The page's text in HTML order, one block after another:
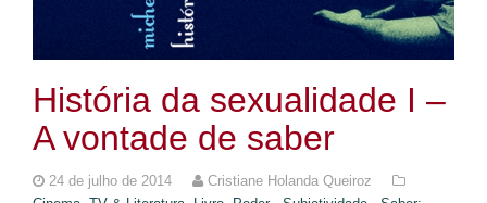
História da sexualidade I –
A vontade de saber
24 de julho de 2014
Cristiane Holanda Queiroz